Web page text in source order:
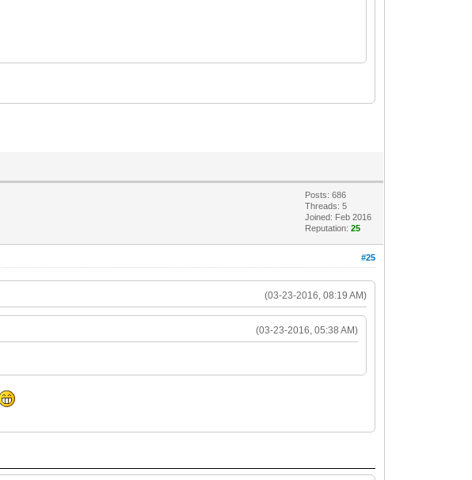
Posts: 686
Threads: 5
Joined: Feb 2016
Reputation:25
#25
(03-23-2016, 08:19 AM)
(03-23-2016, 05:38 AM)